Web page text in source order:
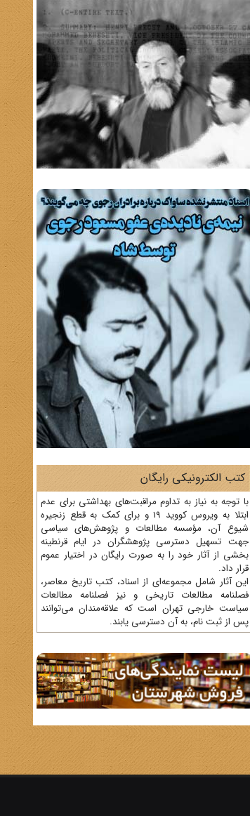
کتب الکترونیکی رایگان
با توجه به نیاز به تداوم مراقبت‌های بهداشتی برای عدم
ابتلا به ویروس کووید 19 و برای کمک به قطع زنجیره
شیوع آن، مؤسسه مطالعات و پژوهش‌های سیاسی
جهت تسهیل دسترسی پژوهشگران در ایام قرنطینه
بخشی از آثار خود را به صورت رایگان در اختیار عموم
قرار داد.
این آثار شامل مجموعه‌ای از اسناد، کتب تاریخ معاصر،
فصلنامه‌ مطالعات تاریخی و نیز فصلنامه مطالعات
سیاست خارجی تهران است که علاقه‌مندان می‌توانند
پس از ثبت نام، به آن دسترسی یابند.